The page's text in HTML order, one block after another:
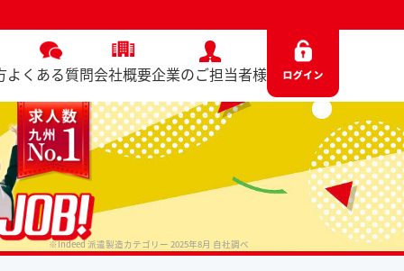
よくある質問会社概要企業のご担当者様
※Indeed 派遣製造カテゴリー 2025年8月 自社調べ